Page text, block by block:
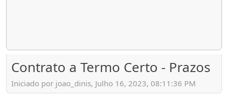
Contrato a Termo Certo - Prazos
Iniciado por joao_dinis, Julho 16, 2023, 08:11:36 PM